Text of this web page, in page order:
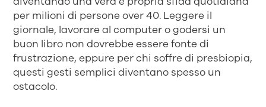
per milioni di persone over 40. Leggere il
giornale, lavorare al computer o godersi un
buon libro non dovrebbe essere fonte di
frustrazione, eppure per chi soffre di presbiopia,
questi gesti semplici diventano spesso un
ostacolo.